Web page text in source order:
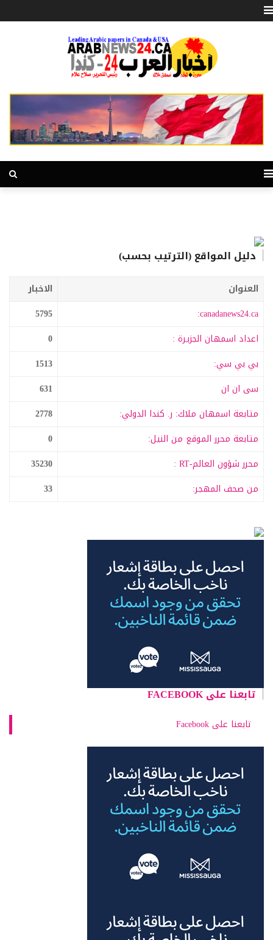
دليل المواقع (الترتيب بحسب)
العنوان
الاخبار
canadanews24.ca:
5795
اعداد اسمهان الجزيرة :
بي بي سي:
1513
سى ان ان
متابعة اسمهان ملاك: ر. كندا الدولي:
2778
متابعة محرر الموقع من النيل:
محرر شؤون العالم-RT :
35230
من صحف المهجر:
تابعنا على FACEBOOK
تابعنا على Facebook